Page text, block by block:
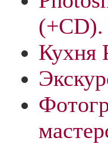
(+CD).
Кухня